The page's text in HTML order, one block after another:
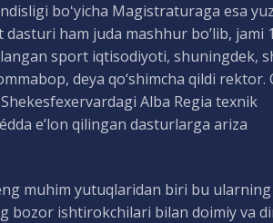
boʻyicha Magistraturaga esa
ham juda mashhur bo’lib, jami
sport iqtisodiyoti, shuningdek,
deya qo‘shimcha qildi rektor.
Alba Regia texnik
e’lon qilingan dasturlarga ariza
muhim yutuqlaridan biri bu
bozor ishtirokchilari bilan doimiy va